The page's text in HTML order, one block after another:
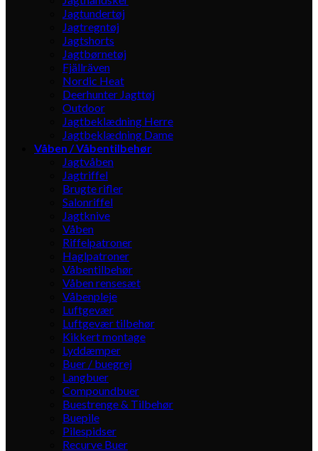
Jagtundertøj
Jagtregntøj
Jagtshorts
Jagtbørnetøj
Fjällräven
Nordic Heat
Deerhunter Jagttøj
Outdoor
Jagtbeklædning Herre
Jagtbeklædning Dame
Våben / Våbentilbehør
Jagtvåben
Jagtriffel
Brugte rifler
Salonriffel
Jagtknive
Våben
Riffelpatroner
Haglpatroner
Våbentilbehør
Våben rensesæt
Våbenpleje
Luftgevær
Luftgevær tilbehør
Kikkert montage
Lyddæmper
Buer / buegrej
Langbuer
Compoundbuer
Buestrenge & Tilbehør
Buepile
Pilespidser
Recurve Buer